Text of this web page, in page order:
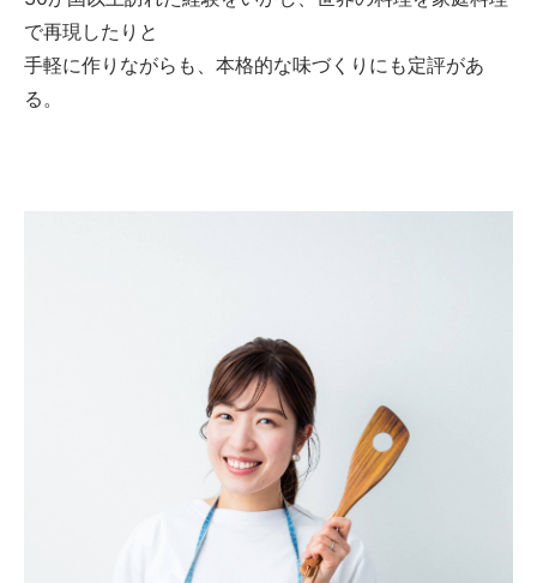
で再現したりと
手軽に作りながらも、本格的な味づくりにも定評があ
る。